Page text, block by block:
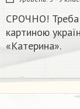
СРОЧНО! Треба
картиною
«Катерина».